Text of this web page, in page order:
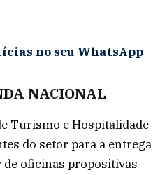
no seu WhatsApp
NACIONAL
Turismo e Hospitalidade
do setor para a entrega
de oficinas propositivas